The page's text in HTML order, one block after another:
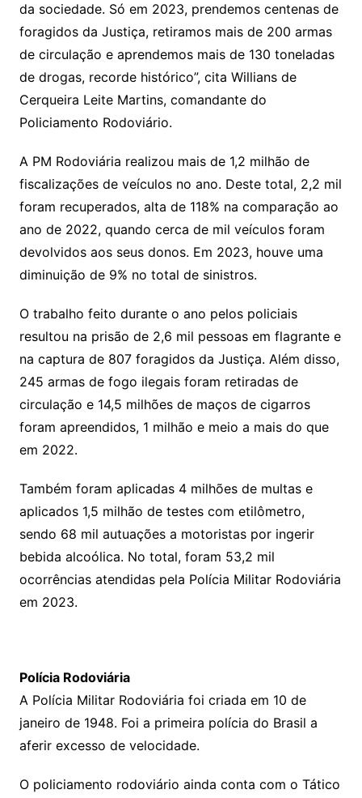
da sociedade. Só em 2023, prendemos centenas de
foragidos da Justiça, retiramos mais de 200 armas
de circulação e aprendemos mais de 130 toneladas
de drogas, recorde histórico”, cita Willians de
Cerqueira Leite Martins, comandante do
Policiamento Rodoviário.
A PM Rodoviária realizou mais de 1,2 milhão de
fiscalizações de veículos no ano. Deste total, 2,2 mil
foram recuperados, alta de 118% na comparação ao
ano de 2022, quando cerca de mil veículos foram
devolvidos aos seus donos. Em 2023, houve uma
diminuição de 9% no total de sinistros.
O trabalho feito durante o ano pelos policiais
resultou na prisão de 2,6 mil pessoas em flagrante e
na captura de 807 foragidos da Justiça. Além disso,
245 armas de fogo ilegais foram retiradas de
circulação e 14,5 milhões de maços de cigarros
foram apreendidos, 1 milhão e meio a mais do que
em 2022.
Também foram aplicadas 4 milhões de multas e
aplicados 1,5 milhão de testes com etilômetro,
sendo 68 mil autuações a motoristas por ingerir
bebida alcoólica. No total, foram 53,2 mil
ocorrências atendidas pela Polícia Militar Rodoviária
em 2023.
Polícia Rodoviária
A Polícia Militar Rodoviária foi criada em 10 de
janeiro de 1948. Foi a primeira polícia do Brasil a
aferir excesso de velocidade.
O policiamento rodoviário ainda conta com o Tático